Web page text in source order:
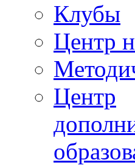
Клубы
Центр
Центр